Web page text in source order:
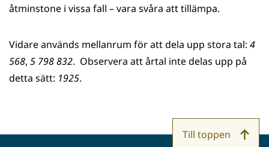
åtminstone i vissa fall – vara svåra att tillämpa.
Vidare används mellanrum för att dela upp stora tal: 4
568, 5 798 832. Observera att årtal inte delas upp på
detta sätt: 1925.
Till toppen